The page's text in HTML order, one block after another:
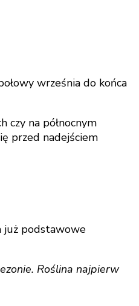
września do końca
czy na północnym
przed nadejściem
już podstawowe
Roślina najpierw